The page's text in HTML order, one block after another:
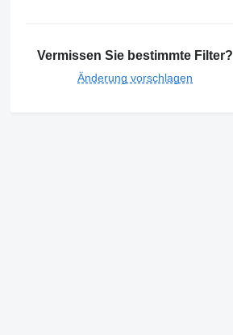
Vermissen Sie bestimmte Filter?
Änderung vorschlagen